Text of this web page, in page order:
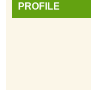
PROFILE